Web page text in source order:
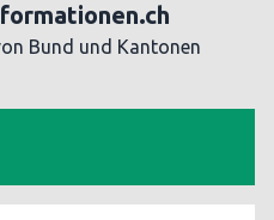
Bund und Kantonen